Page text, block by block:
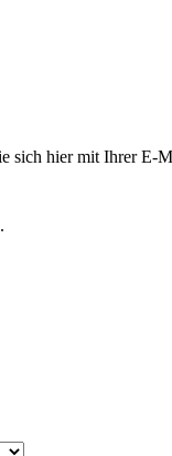
sich hier mit Ihrer E-